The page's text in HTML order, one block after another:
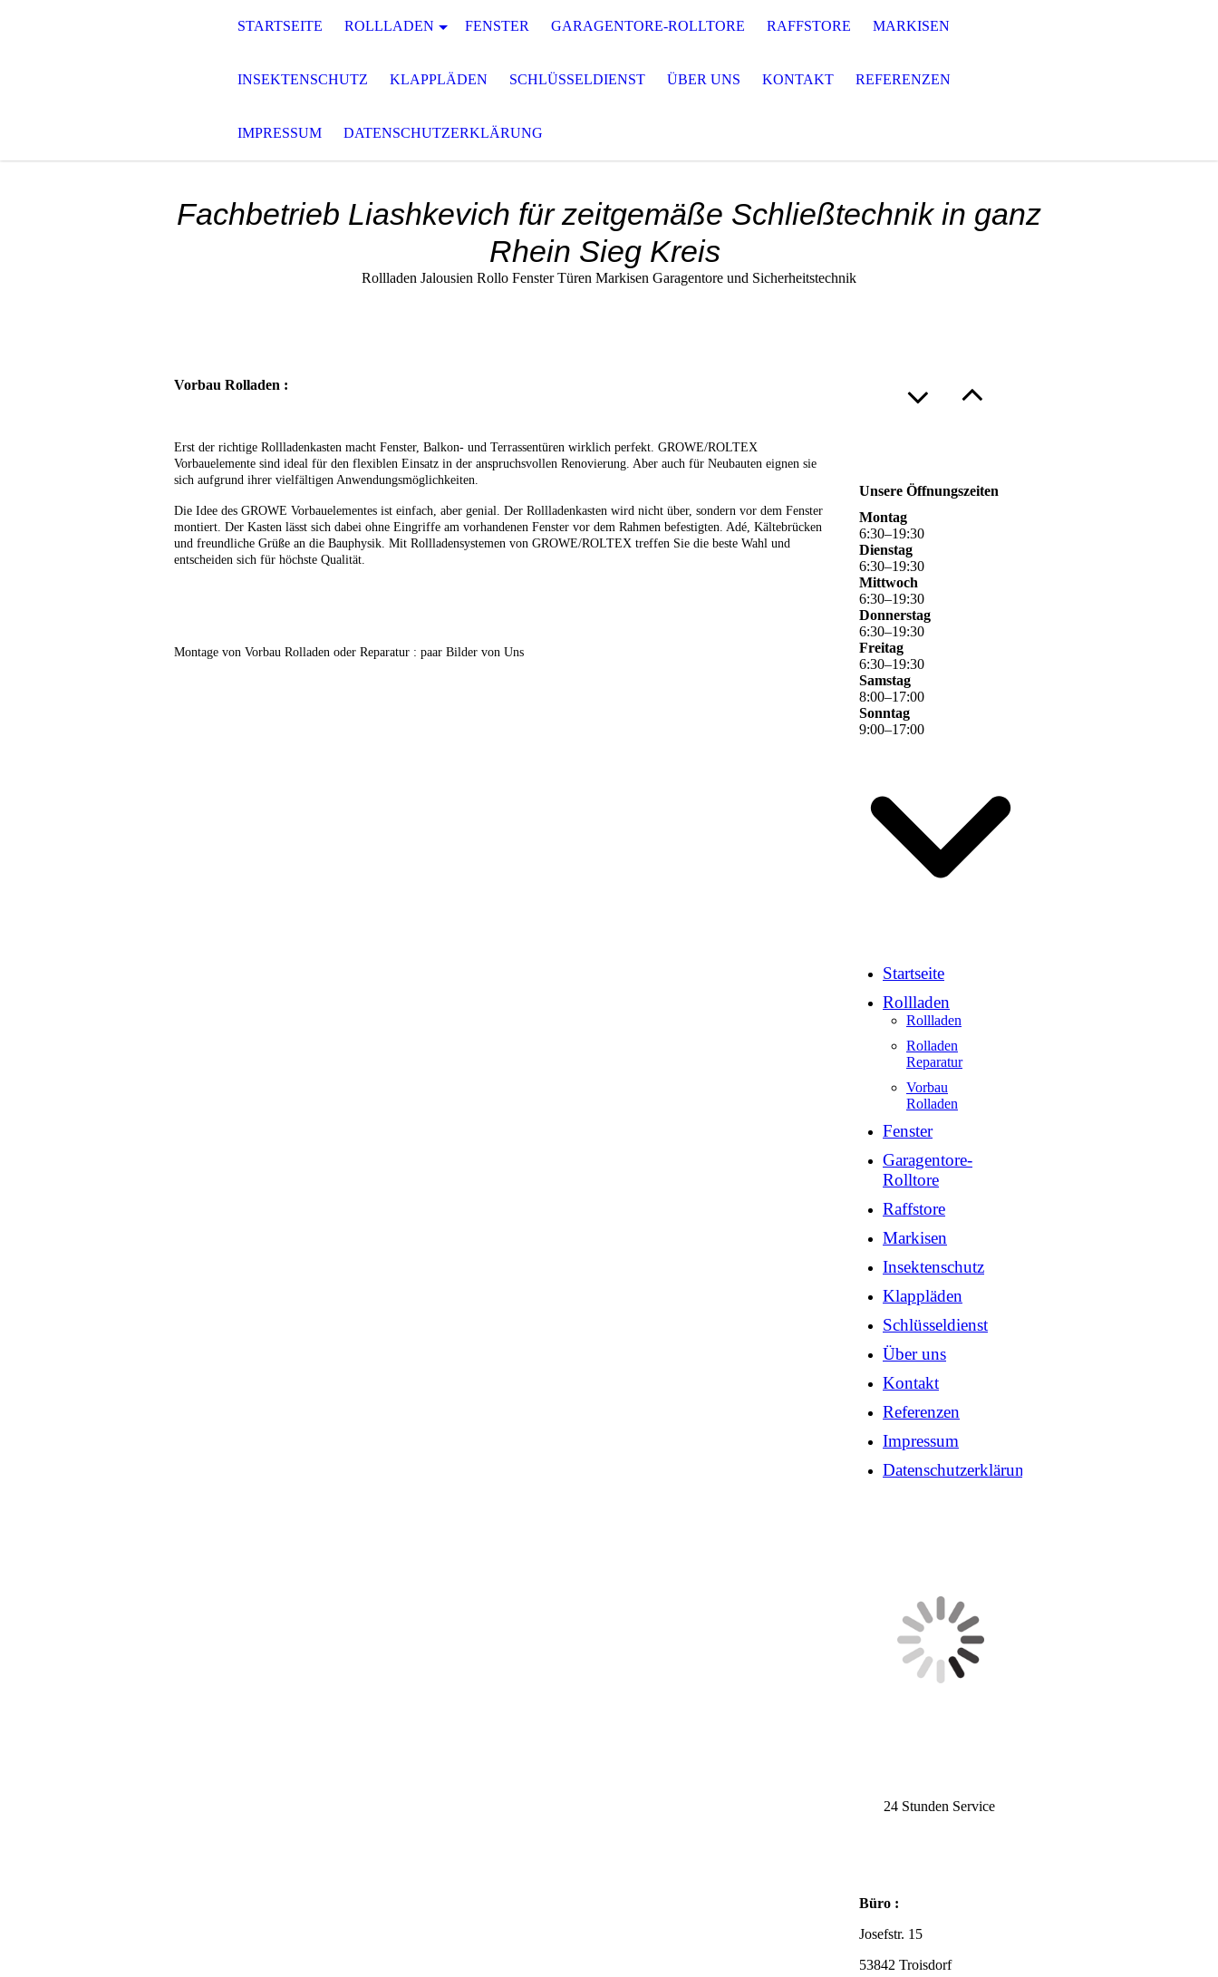
STARTSEITE ROLLLADEN FENSTER GARAGENTORE-ROLLTORE RAFFSTORE MARKISEN
INSEKTENSCHUTZ KLAPPLÄDEN SCHLÜSSELDIENST ÜBER UNS KONTAKT REFERENZEN
IMPRESSUM DATENSCHUTZERKLÄRUNG
Fachbetrieb Liashkevich für zeitgemäße Schließtechnik in ganz
Rhein Sieg Kreis
Rollladen Jalousien Rollo Fenster Türen Markisen Garagentore und Sicherheitstechnik
Vorbau Rolladen :
Erst der richtige Rollladenkasten macht Fenster, Balkon- und Terrassentüren wirklich perfekt. GROWE/ROLTEX
Vorbauelemente sind ideal für den flexiblen Einsatz in der anspruchsvollen Renovierung. Aber auch für Neubauten eignen sie
sich aufgrund ihrer vielfältigen Anwendungsmöglichkeiten.
Die Idee des GROWE Vorbauelementes ist einfach, aber genial. Der Rollladenkasten wird nicht über, sondern vor dem Fenster
montiert. Der Kasten lässt sich dabei ohne Eingriffe am vorhandenen Fenster vor dem Rahmen befestigten. Adé, Kältebrücken
und freundliche Grüße an die Bauphysik. Mit Rollladensystemen von GROWE/ROLTEX treffen Sie die beste Wahl und
entscheiden sich für höchste Qualität.
Montage von Vorbau Rolladen oder Reparatur : paar Bilder von Uns
Unsere Öffnungszeiten
Montag
6:30–19:30
Dienstag
6:30–19:30
Mittwoch
6:30–19:30
Donnerstag
6:30–19:30
Freitag
6:30–19:30
Samstag
8:00–17:00
Sonntag
9:00–17:00
Startseite
Rollladen
Rollladen
Rolladen
Reparatur
Vorbau
Rolladen
Fenster
Garagentore-
Rolltore
Raffstore
Markisen
Insektenschutz
Klappläden
Schlüsseldienst
Über uns
Kontakt
Referenzen
Impressum
Datenschutzerklärung
24 Stunden Service
Büro :
Josefstr. 15
53842 Troisdorf